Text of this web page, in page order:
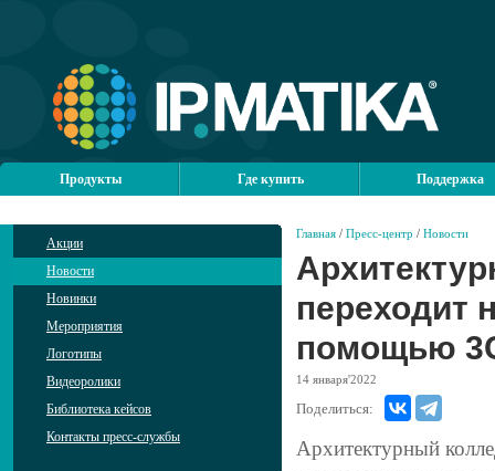
Продукты Где купить Поддержка
Акции
Новости
Новинки
Мероприятия
Логотипы
Видеоролики
Библиотека кейсов
Контакты пресс-службы
Главная / Пресс-центр / Новости
переходит
помощью
14 января'2022
Поделиться:
Архитектурный